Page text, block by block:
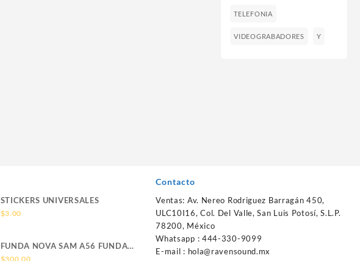
TELEFONIA
VIDEOGRABADORES Y
STICKERS UNIVERSALES
$3.00
FUNDA NOVA SAM A56 FUNDA
SILICONA SIN SOPORTE
$300.00
Contacto
Ventas: Av. Nereo Rodriguez Barragán 450,
ULC10I16, Col. Del Valle, San Luis Potosí, S.L.P.
78200, México
Whatsapp : 444-330-9099
E-mail : hola@ravensound.mx